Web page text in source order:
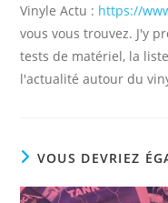
Vinyle Actu : https://
vous vous trouvez. J'y
tests de matériel, la
l'actualité autour du
VOUS DEVRIEZ